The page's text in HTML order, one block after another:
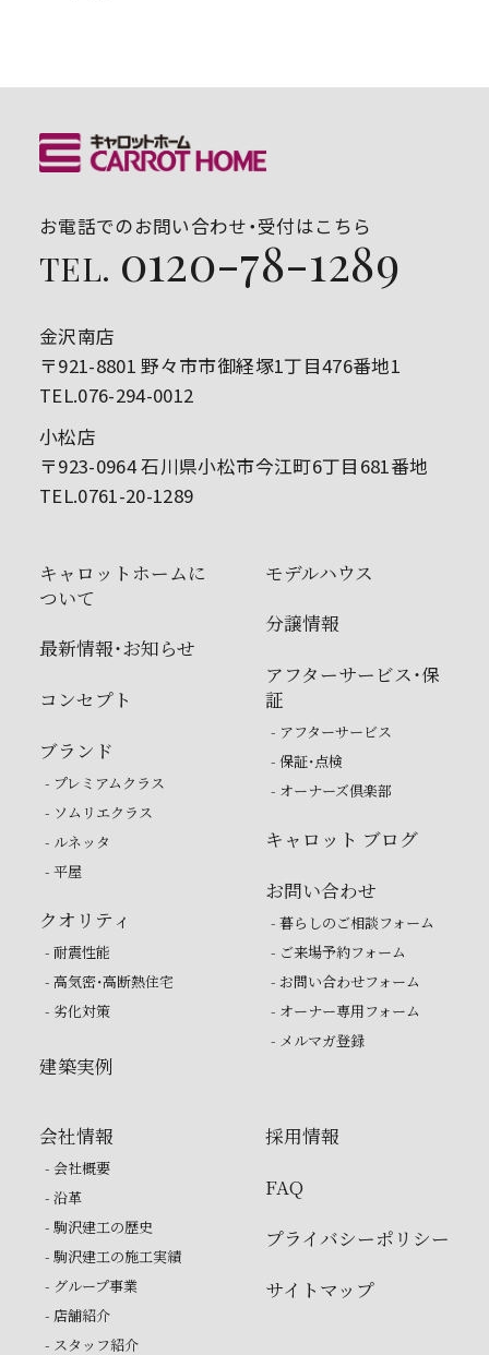
お電話でのお問い合わせ・受付はこちら
TEL. 0120-78-1289
金沢南店
〒921-8801 野々市市御経塚1丁目476番地1
TEL.076-294-0012
小松店
〒923-0964 石川県小松市今江町6丁目681番地
TEL.0761-20-1289
キャロットホームに
ついて
最新情報・お知らせ
コンセプト
ブランド
- プレミアムクラス
- ソムリエクラス
- ルネッタ
- 平屋
クオリティ
- 耐震性能
- 高気密・高断熱住宅
- 劣化対策
建築実例
モデルハウス
分譲情報
アフターサービス・保
証
- アフターサービス
- 保証・点検
- オーナーズ倶楽部
キャロット ブログ
お問い合わせ
- 暮らしのご相談フォーム
- ご来場予約フォーム
- お問い合わせフォーム
- オーナー専用フォーム
- メルマガ登録
会社情報
- 会社概要
- 沿革
- 駒沢建工の歴史
- 駒沢建工の施工実績
- グループ事業
- 店舗紹介
- スタッフ紹介
採用情報
FAQ
プライバシーポリシー
サイトマップ